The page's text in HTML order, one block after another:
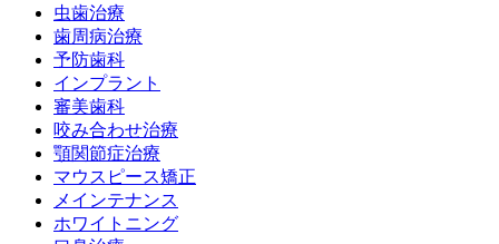
虫歯治療
歯周病治療
予防歯科
インプラント
審美歯科
咬み合わせ治療
顎関節症治療
マウスピース矯正
メインテナンス
ホワイトニング